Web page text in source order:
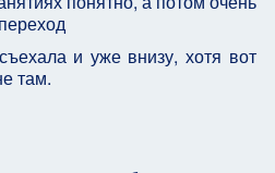
и уже внизу, хотя вот
там.